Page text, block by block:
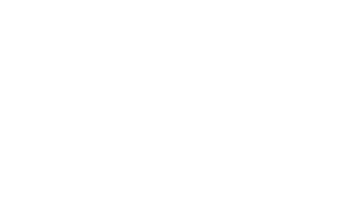
サービスまでを一貫して行うことのでき